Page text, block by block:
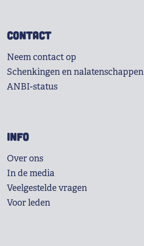
CONTACT
Neem contact op
Schenkingen en nalatenschappen
ANBI-status
INFO
Over ons
In de media
Veelgestelde vragen
Voor leden